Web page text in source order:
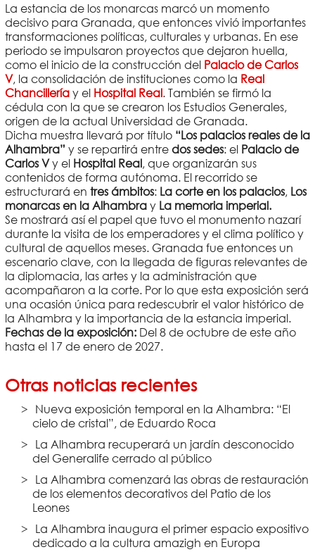
La estancia de los monarcas marcó un momento
decisivo para Granada, que entonces vivió importantes
transformaciones políticas, culturales y urbanas. En ese
periodo se impulsaron proyectos que dejaron huella,
como el inicio de la construcción del Palacio de Carlos
V, la consolidación de instituciones como la Real
Chancilleríay el Hospital Real. También se firmó la
cédula con la que se crearon los Estudios Generales,
origen de la actual Universidad de Granada.
Dicha muestra llevará por título “Los palacios reales de la
Alhambra” y se repartirá entre dos sedes: el Palacio de
Carlos Vy el Hospital Real, que organizarán sus
contenidos de forma autónoma. El recorrido se
estructurará en tres ámbitos:La corte en los palacios,Los
monarcas en la Alhambra yLa memoria imperial.
Se mostrará así el papel que tuvo el monumento nazarí
durante la visita de los emperadores y el clima político y
cultural de aquellos meses. Granada fue entonces un
escenario clave, con la llegada de figuras relevantes de
la diplomacia, las artes y la administración que
acompañaron a la corte. Por lo que esta exposición será
una ocasión única para redescubrir el valor histórico de
la Alhambra y la importancia de la estancia imperial.
Fechas de la exposición: Del 8 de octubre de este año
hasta el 17 de enero de 2027.
Otras noticias recientes
Nueva exposición temporal en la Alhambra: “El
cielo de cristal”, de Eduardo Roca
La Alhambra recuperará un jardín desconocido
del Generalife cerrado al público
La Alhambra comenzará las obras de restauración
de los elementos decorativos del Patio de los
Leones
La Alhambra inaugura el primer espacio expositivo
dedicado a la cultura amazigh en Europa